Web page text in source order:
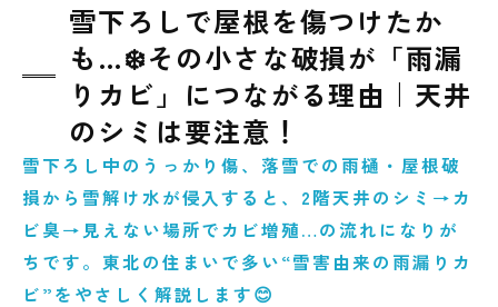
雪下ろしで屋根を傷つけたか
も…❄️その小さな破損が「雨漏
りカビ」につながる理由｜天井
のシミは要注意！
雪下ろし中のうっかり傷、落雪での雨樋・屋根破
損から雪解け水が侵入すると、2階天井のシミ→カ
ビ臭→見えない場所でカビ増殖…の流れになりが
ちです。東北の住まいで多い“雪害由来の雨漏りカ
ビ”をやさしく解説します😊